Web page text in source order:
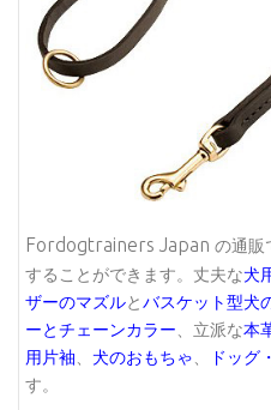
Fordogtrainers Japan の通販
することができます。丈夫な犬
ザーのマズルとバスケット型犬
ーとチェーンカラー 、立派な本
用片袖
犬のおもちゃ ドッグ
す。